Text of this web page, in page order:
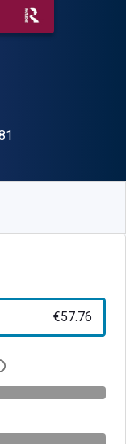
€57.76
Open het